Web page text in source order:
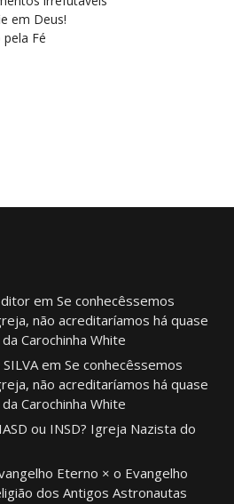
em Deus!
Fé
em Se conhecêssemos
não acreditaríamos há quase
Carochinha White
em Se conhecêssemos
não acreditaríamos há quase
Carochinha White
IASD ou INSD? Igreja Nazista do
Eterno × o Evangelho
dos Antigos Astronautas